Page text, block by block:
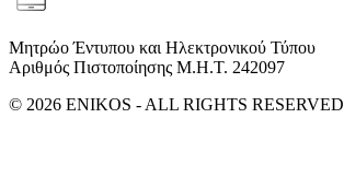
Μητρώο Έντυπου και Ηλεκτρονικού Τύπου
Αριθμός Πιστοποίησης Μ.Η.Τ. 242097
© 2026 ENIKOS - ALL RIGHTS RESERVED